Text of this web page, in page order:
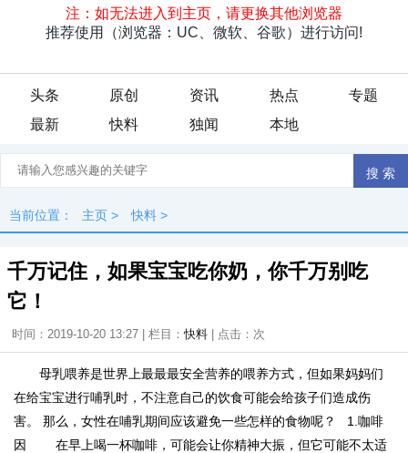
头条 原创 资讯 热点
专题
最新
快料 独闻 本地
当前位置： 主页 > 快料 >
千万记住，如果宝宝吃你奶，你千万别吃
它！
时间：2019-10-20 13:27 | 栏目：快料 | 点击： 次
母乳喂养是世界上最最最安全营养的喂养方式，但如果妈妈们
在给宝宝进行哺乳时，不注意自己的饮食可能会给孩子们造成伤
害。 那么，女性在哺乳期间应该避免一些怎样的食物呢？ 1.咖啡
因 在早上喝一杯咖啡，可能会让你精神大振，但它可能不太适